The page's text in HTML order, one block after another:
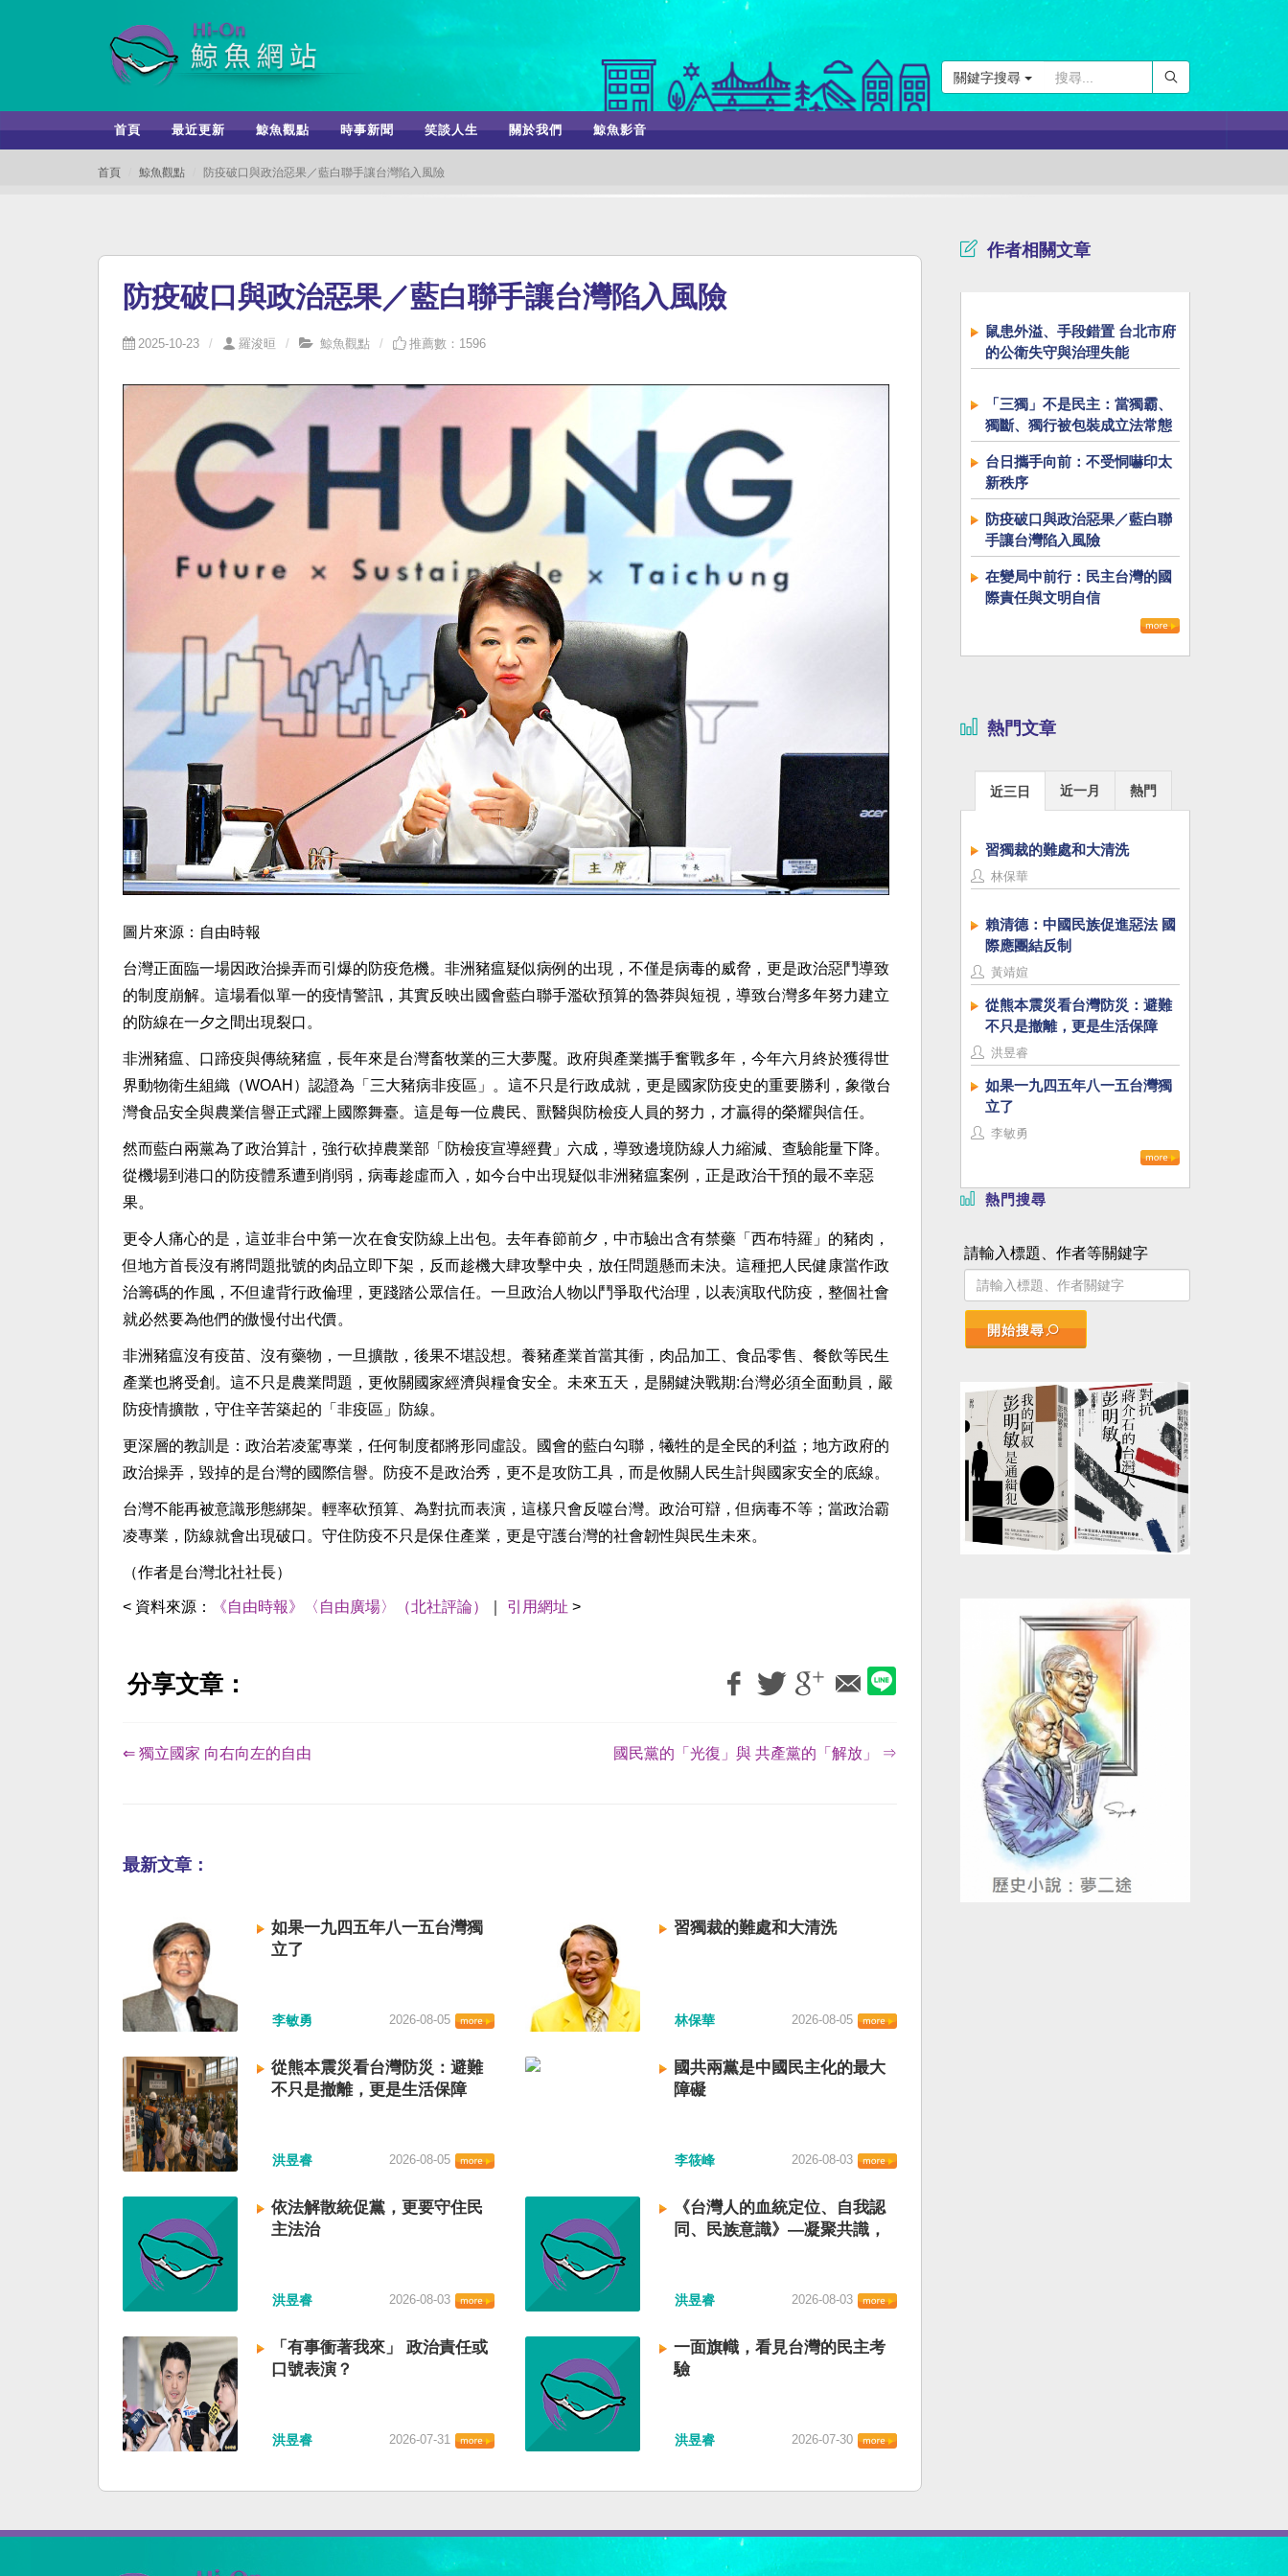
關鍵字搜尋
首頁 最近更新 鯨魚觀點 時事新聞 笑談人生 關於我們 鯨魚影音
首頁 鯨魚觀點 防疫破口與政治惡果／藍白聯手讓台灣陷入風險
防疫破口與政治惡果／藍白聯手讓台灣陷入風險
2025-10-23 羅浚晅 鯨魚觀點 推薦數：1596
圖片來源：自由時報
台灣正面臨一場因政治操弄而引爆的防疫危機。非洲豬瘟疑似病例的出現，不僅是病毒的威脅，更是政治惡鬥導致
的制度崩解。這場看似單一的疫情警訊，其實反映出國會藍白聯手濫砍預算的魯莽與短視，導致台灣多年努力建立
的防線在一夕之間出現裂口。
非洲豬瘟、口蹄疫與傳統豬瘟，長年來是台灣畜牧業的三大夢魘。政府與產業攜手奮戰多年，今年六月終於獲得世
界動物衛生組織（WOAH）認證為「三大豬病非疫區」。這不只是行政成就，更是國家防疫史的重要勝利，象徵台
灣食品安全與農業信譽正式躍上國際舞臺。這是每一位農民、獸醫與防檢疫人員的努力，才贏得的榮耀與信任。
然而藍白兩黨為了政治算計，強行砍掉農業部「防檢疫宣導經費」六成，導致邊境防線人力縮減、查驗能量下降。
從機場到港口的防疫體系遭到削弱，病毒趁虛而入，如今台中出現疑似非洲豬瘟案例，正是政治干預的最不幸惡
果。
更令人痛心的是，這並非台中第一次在食安防線上出包。去年春節前夕，中市驗出含有禁藥「西布特羅」的豬肉，
但地方首長沒有將問題批號的肉品立即下架，反而趁機大肆攻擊中央，放任問題懸而未決。這種把人民健康當作政
治籌碼的作風，不但違背行政倫理，更踐踏公眾信任。一旦政治人物以鬥爭取代治理，以表演取代防疫，整個社會
就必然要為他們的傲慢付出代價。
非洲豬瘟沒有疫苗、沒有藥物，一旦擴散，後果不堪設想。養豬產業首當其衝，肉品加工、食品零售、餐飲等民生
產業也將受創。這不只是農業問題，更攸關國家經濟與糧食安全。未來五天，是關鍵決戰期:台灣必須全面動員，嚴
防疫情擴散，守住辛苦築起的「非疫區」防線。
更深層的教訓是：政治若凌駕專業，任何制度都將形同虛設。國會的藍白勾聯，犧牲的是全民的利益；地方政府的
政治操弄，毀掉的是台灣的國際信譽。防疫不是政治秀，更不是攻防工具，而是攸關人民生計與國家安全的底線。
台灣不能再被意識形態綁架。輕率砍預算、為對抗而表演，這樣只會反噬台灣。政治可辯，但病毒不等；當政治霸
凌專業，防線就會出現破口。守住防疫不只是保住產業，更是守護台灣的社會韌性與民生未來。
（作者是台灣北社社長）
< 資料來源： 《自由時報》〈自由廣場〉（北社評論） 引用網址 >
分享文章：
⇐ 獨立國家 向右向左的自由 國民黨的「光復」與 共產黨的「解放」 ⇒
最新文章：
如果一九四五年八一五台灣獨
立了
李敏勇 2026-08-05
習獨裁的難處和大清洗
林保華 2026-08-05
從熊本震災看台灣防災：避難
不只是撤離，更是生活保障
洪昱睿 2026-08-05
國共兩黨是中國民主化的最大
障礙
李筱峰 2026-08-03
依法解散統促黨，更要守住民
主法治
洪昱睿 2026-08-03
《台灣人的血統定位、自我認
同、民族意識》—凝聚共識，
洪昱睿 2026-08-03
「有事衝著我來」 政治責任或
口號表演？
洪昱睿 2026-07-31
一面旗幟，看見台灣的民主考
驗
洪昱睿 2026-07-30
作者相關文章
鼠患外溢、手段錯置 台北市府
的公衛失守與治理失能
「三獨」不是民主：當獨霸、
獨斷、獨行被包裝成立法常態
台日攜手向前：不受恫嚇印太
新秩序
防疫破口與政治惡果／藍白聯
手讓台灣陷入風險
在變局中前行：民主台灣的國
際責任與文明自信
熱門文章
近三日 近一月 熱門
習獨裁的難處和大清洗
林保華
賴清德：中國民族促進惡法 國
際應團結反制
黃靖媗
從熊本震災看台灣防災：避難
不只是撤離，更是生活保障
洪昱睿
如果一九四五年八一五台灣獨
立了
李敏勇
熱門搜尋
請輸入標題、作者等關鍵字
開始搜尋